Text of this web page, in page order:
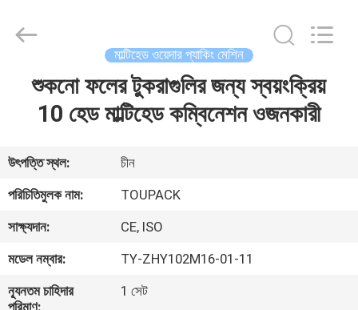
আমাদের
সম্পর্কে
ফ্যাক্টরি
ট্যুর
মাল্টিহেড ওয়েদার প্যাকিং মেশিন
শুকনো ফলের টুকরাগুলির জন্য স্বয়ংক্রিয়
10 হেড মাল্টিহেড কম্বিনেশন ওজনকারী
উৎপত্তি স্থল:
চীন
পরিচিতিমুলক নাম:
TOUPACK
সাক্ষ্যদান:
CE, ISO
মডেল নম্বার:
TY-ZHY102M16-01-11
ন্যূনতম চাহিদার
1 সেট